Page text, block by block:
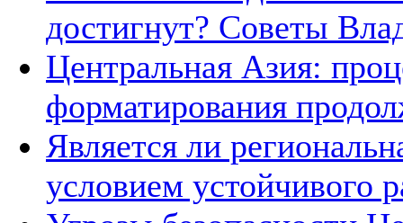
достигнут? Советы
Центральная Азия:
форматирования
Является ли
условием устойчивого